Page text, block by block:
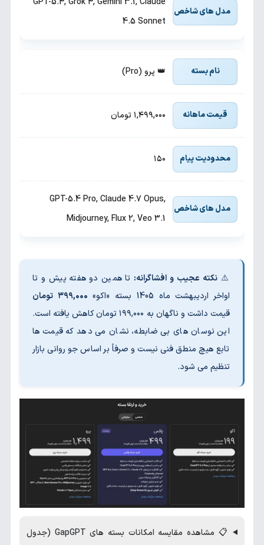
4.5 Sonnet
👑 پرو (Pro)
۱,۴۹۹,۰۰۰ تومان
۱۵۰
GPT-5.4 Pro, Claude 4.7 Opus,
Midjourney, Flux 2, Veo 3.1
⚠️نکته عجیب و افشاگرانه: تا همین دو هفته پیش و تا
اواخر اردیبهشت ماه 1405 بسته «اکو»
۳۹۹,۰۰۰ تومان
قیمت داشت و ناگهان به ۱۹۹,۰۰۰ تومان کاهش یافته است.
این نوسان های بی ضابطه، نشان می دهد که قیمت ها
تابع هیچ منطق فنی نیست و صرفاً بر اساس جو روانی بازار
تنظیم می شود.
📋 مشاهده مقایسه امکانات بسته های GapGPT (جدول